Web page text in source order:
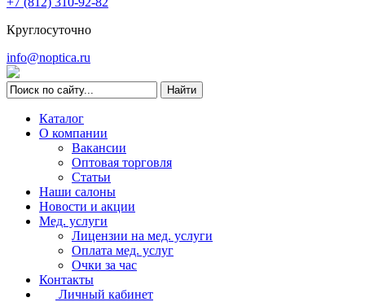
Круглосуточно
info@noptica.ru
Каталог
О компании
Вакансии
Оптовая торговля
Статьи
Наши салоны
Новости и акции
Мед. услуги
Лицензии на мед. услуги
Оплата мед. услуг
Очки за час
Контакты
Личный кабинет